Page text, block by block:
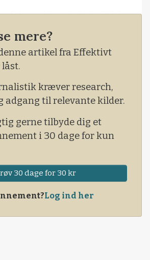
solrig søndag i Folehave
Gods ved Svendborg.
engang vært til Skovens Dag,
et lille deltagerantal på en
mere?
artikel fra Effektivt
kræver research,
adgang til relevante kilder.
gerne tilbyde dig et
i 30 dage for kun
30 dage for 30 kr
Log ind her